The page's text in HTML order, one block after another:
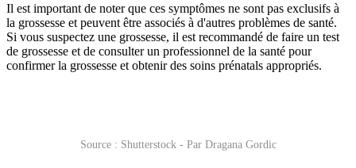
Il est important de noter que ces symptômes ne sont pas exclusifs à
la grossesse et peuvent être associés à d'autres problèmes de santé.
Si vous suspectez une grossesse, il est recommandé de faire un test
de grossesse et de consulter un professionnel de la santé pour
confirmer la grossesse et obtenir des soins prénatals appropriés.
Source : Shutterstock - Par Dragana Gordic